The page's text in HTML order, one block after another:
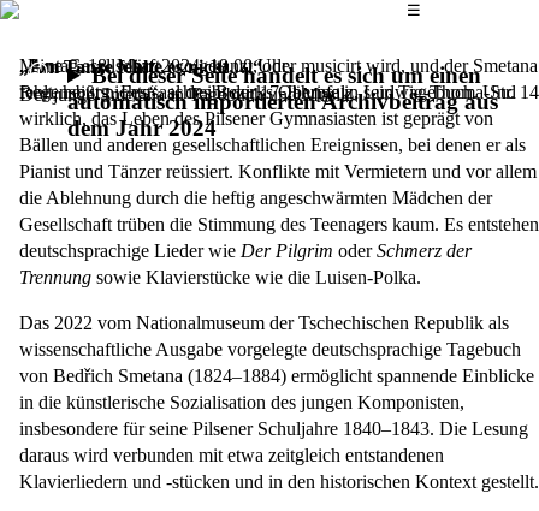
Das
☰
Bei dieser Seite handelt es sich um einen
automatisch importierten Archivbeitrag aus
dem Jahr 2024
„Am Tanze fehlte es nicht …“
Der junge Smetana in Tagebuch und Musik
„Eine Gesellschaft, wo getanzt, oder musicirt wird, und der Smetana
fehlt, heißt nichts“, schreibt der 17-Jährige in sein Tagebuch. Und
wirklich, das Leben des Pilsener Gymnasiasten ist geprägt von
Bällen und anderen gesellschaftlichen Ereignissen, bei denen er als
Pianist und Tänzer reüssiert. Konflikte mit Vermietern und vor allem
die Ablehnung durch die heftig angeschwärmten Mädchen der
Gesellschaft trüben die Stimmung des Teenagers kaum. Es entstehen
deutschsprachige Lieder wie Der Pilgrim oderSchmerz der
Trennung sowie Klavierstücke wie die Luisen-Polka.
Das 2022 vom Nationalmuseum der Tschechischen Republik als
wissenschaftliche Ausgabe vorgelegte deutschsprachige Tagebuch
von Bedřich Smetana (1824–1884) ermöglicht spannende Einblicke
in die künstlerische Sozialisation des jungen Komponisten,
insbesondere für seine Pilsener Schuljahre 1840–1843. Die Lesung
daraus wird verbunden mit etwa zeitgleich entstandenen
Klavierliedern und -stücken und in den historischen Kontext gestellt.
Montag, 18. März 2024,19.00 Uhr
Regensburg, Festsaal des Bezirks Oberpfalz, Ludwig-Thoma-Str. 14